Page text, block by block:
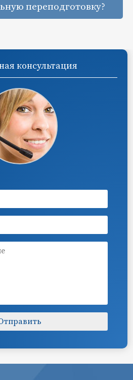
переподготовку?
консультация